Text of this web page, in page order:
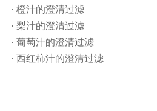
· 橙汁的澄清过滤
· 梨汁的澄清过滤
· 葡萄汁的澄清过滤
· 西红柿汁的澄清过滤